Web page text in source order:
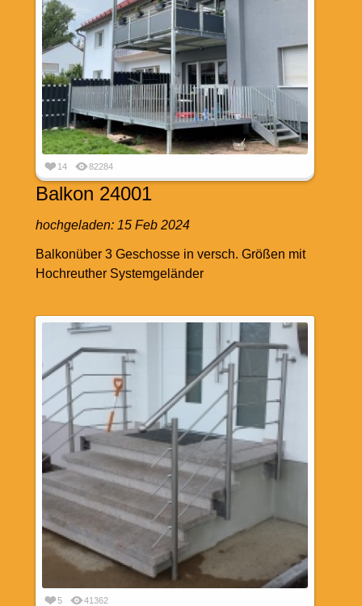
14 82284
Balkon 24001
hochgeladen: 15 Feb 2024
Balkonüber 3 Geschosse in versch. Größen mit
Hochreuther Systemgeländer
5 41362